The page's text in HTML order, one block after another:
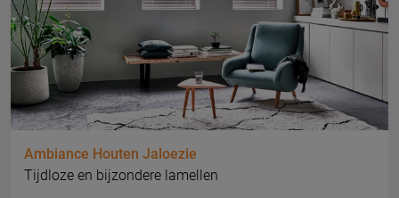
Ambiance Houten Jaloezie
Tijdloze en bijzondere lamellen